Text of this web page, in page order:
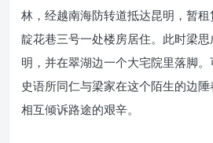
林，经越南海防转道抵达昆明，暂
靛花巷三号一处楼房居住。此时梁
明，并在翠湖边一个大宅院里落脚。
史语所同仁与梁家在这个陌生的边
相互倾诉路途的艰辛。